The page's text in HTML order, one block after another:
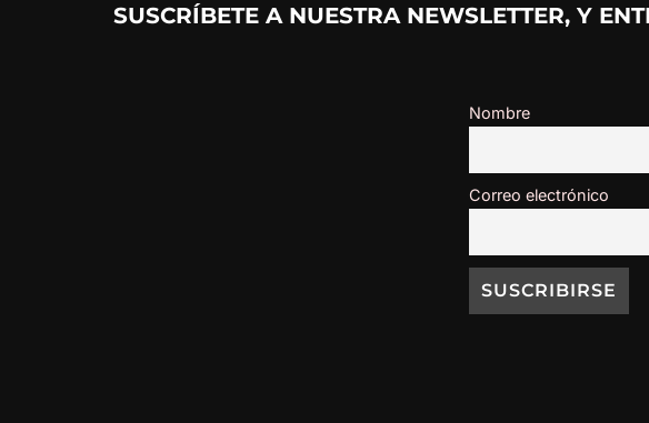
SUSCRÍBETE A NUESTRA NEWSLETTER, Y
Nombre
Correo electrónico